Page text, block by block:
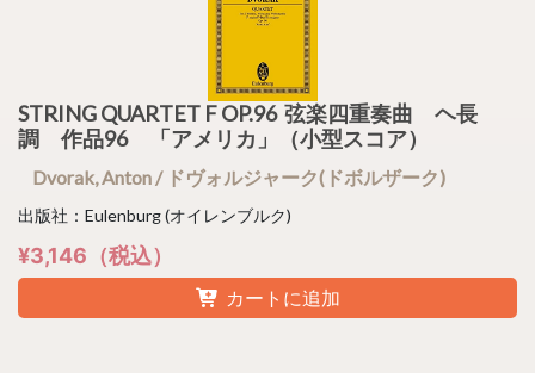
STRING QUARTET F OP.96 弦楽四重奏曲 ヘ長
調 作品96 「アメリカ」（小型スコア）
Dvorak, Anton / ドヴォルジャーク(ドボルザーク)
出版社：Eulenburg (オイレンブルク)
¥3,146（税込）
カートに追加